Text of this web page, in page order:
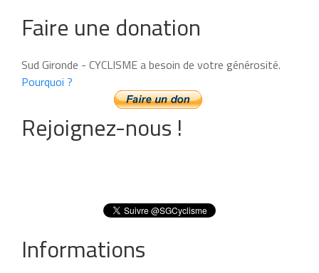
Faire une donation
Sud Gironde - CYCLISME a besoin de votre générosité.
Pourquoi ?
Rejoignez-nous !
Informations